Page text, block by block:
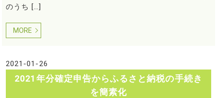
のうち […]
MORE
2021-01-26
2021年分確定申告からふるさと納税の手続き
を簡素化